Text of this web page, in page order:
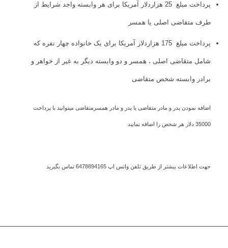
پرداخت مبلغ 25 هزاردلار آمریکا برای هر وابسته واجد شرایط از
طرف متقاضی اصلی یا همسر
پرداخت مبلغ 175 هزاردلار آمریکا برای یک خانواده چهار نفره که
شامل متقاضی اصلی ، همسر و دو وابسته دیگر به غیر از خواهر و
برادر وابسته شخص متقاضی
اضافه نمودن پدر و مادر متقاضی یا پدر و مادر همسرمتقاضی میتوانید با پرداخت
35000 دلار هر شخص را اضافه نمایید
حهت اطلاعات بیشتر از طریق تلفن واتس اپ 6478894165 تماس بگیرید